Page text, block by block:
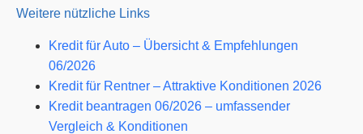
Weitere nützliche Links
Kredit für Auto – Übersicht & Empfehlungen
06/2026
Kredit für Rentner – Attraktive Konditionen 2026
Kredit beantragen 06/2026 – umfassender
Vergleich & Konditionen